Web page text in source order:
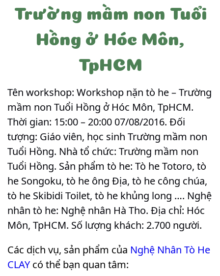
Trường mầm non Tuổi
Hồng ở Hóc Môn,
TpHCM
Tên workshop: Workshop nặn tò he – Trường
mầm non Tuổi Hồng ở Hóc Môn, TpHCM.
Thời gian: 15:00 – 20:00 07/08/2016. Đối
tượng: Giáo viên, học sinh Trường mầm non
Tuổi Hồng. Nhà tổ chức: Trường mầm non
Tuổi Hồng. Sản phẩm tò he: Tò he Totoro, tò
he Songoku, tò he ông Địa, tò he công chúa,
tò he Skibidi Toilet, tò he khủng long …. Nghệ
nhân tò he: Nghệ nhân Hà Tho. Địa chỉ: Hóc
Môn, TpHCM. Số lượng khách: 2.700 người.
Các dịch vụ, sản phẩm của Nghệ Nhân Tò He
CLAY có thể bạn quan tâm: